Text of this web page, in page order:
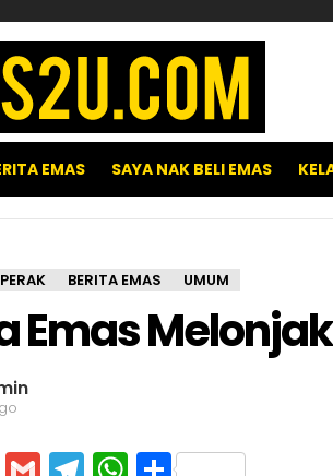
EMAS SAYA NAK BELI EMAS
BERITA EMAS UMUM
Emas